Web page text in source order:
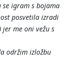
igram s bojama
posvetila izradi
me oni vežu s
održim izložbu